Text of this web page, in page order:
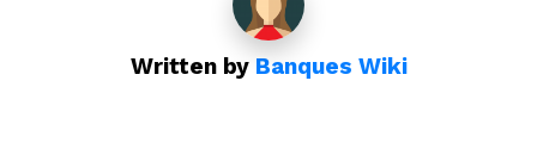
Written by Banques Wiki